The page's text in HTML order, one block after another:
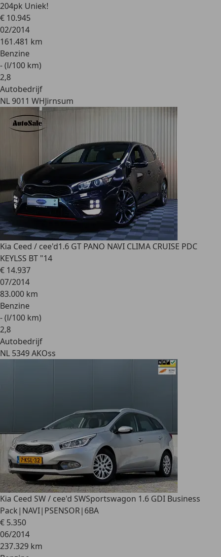
204pk Uniek!
€ 10.945
02/2014
161.481 km
Benzine
- (l/100 km)
2,8
Autobedrijf
NL 9011 WHJirnsum
Kia Ceed / cee'd1.6 GT PANO NAVI CLIMA CRUISE PDC
KEYLSS BT "14
€ 14.937
07/2014
83.000 km
Benzine
- (l/100 km)
2,8
Autobedrijf
NL 5349 AKOss
Kia Ceed SW / cee'd SWSportswagon 1.6 GDI Business
Pack|NAVI|PSENSOR|6BA
€ 5.350
06/2014
237.329 km